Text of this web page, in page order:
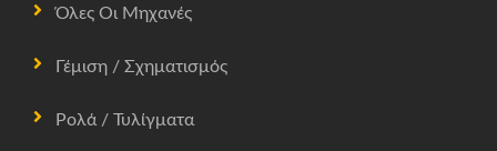
Όλες Οι Μηχανές
Γέμιση / Σχηματισμός
Ρολά / Τυλίγματα